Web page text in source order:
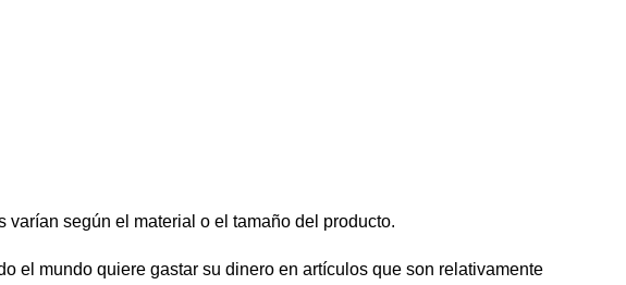
varían según el material o el tamaño del producto.
el mundo quiere gastar su dinero en artículos que son relativamente